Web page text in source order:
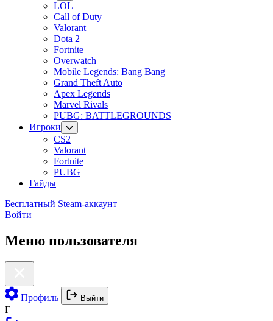
LOL
Call of Duty
Valorant
Dota 2
Fortnite
Overwatch
Mobile Legends: Bang Bang
Grand Theft Auto
Apex Legends
Marvel Rivals
PUBG: BATTLEGROUNDS
Игроки
CS2
Valorant
Fortnite
PUBG
Гайды
Бесплатный Steam-аккаунт
Войти
Меню пользователя
Профиль Выйти
Г